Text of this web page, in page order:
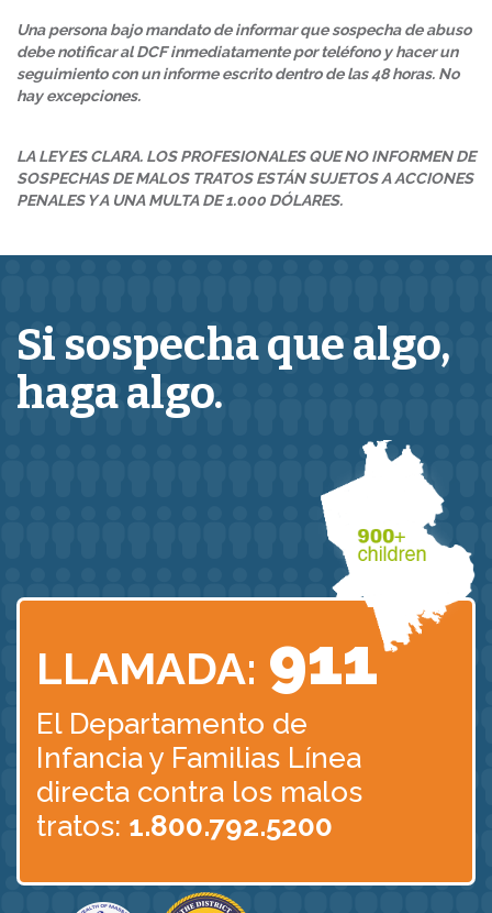
Una persona bajo mandato de informar que sospecha de abuso
debe notificar al DCF inmediatamente por teléfono y hacer un
seguimiento con un informe escrito dentro de las 48 horas. No
hay excepciones.
LA LEY ES CLARA. LOS PROFESIONALES QUE NO INFORMEN DE
SOSPECHAS DE MALOS TRATOS ESTÁN SUJETOS A ACCIONES
PENALES Y A UNA MULTA DE 1.000 DÓLARES.
Si sospecha quealgo,
haga algo.
LLAMADA: 911
El Departamento de
Infancia y Familias Línea
directa contra los malos
tratos: 1.800.792.5200